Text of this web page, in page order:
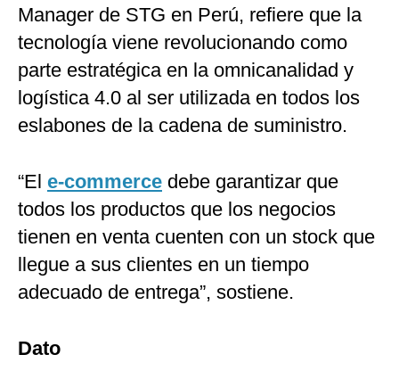
Manager de STG en Perú, refiere que la
tecnología viene revolucionando como
parte estratégica en la omnicanalidad y
logística 4.0 al ser utilizada en todos los
eslabones de la cadena de suministro.
“El e-commerce debe garantizar que
todos los productos que los negocios
tienen en venta cuenten con un stock que
llegue a sus clientes en un tiempo
adecuado de entrega”, sostiene.
Dato